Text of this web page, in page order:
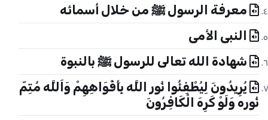
معرفة الرسول ﷺ من خلال أسمائه
النبى الأمى
شهادة الله تعالى للرسول ﷺ بالنبوة
يُرِيدُونَ لِيُطْفِئُوا نُور اللَّه بِأَفْوَاهِهِمْ وَاَللَّه مُتِمّ
نُوره وَلَوْ كَرِهَ الْكَافِرُونَ